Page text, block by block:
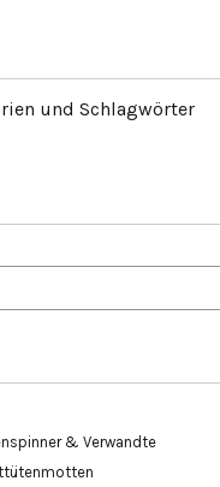
und Schlagwörter
& Verwandte